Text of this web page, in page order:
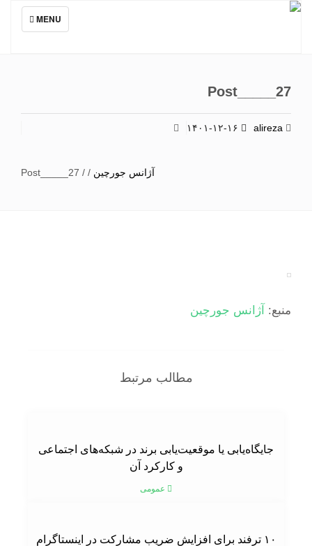
TOGGLE
NAVIGATION
MENU
Post_____27
alireza
آژانس جورچین/
/
Post_____27
منبع:آژانس جورچین
مطالب مرتبط
جایگاه‌یابی یا موقعیت‌یابی برند در شبکه‌های اجتماعی
و کارکرد آن
عمومی
۱۰ ترفند برای افزایش ضریب مشارکت در اینستاگرام